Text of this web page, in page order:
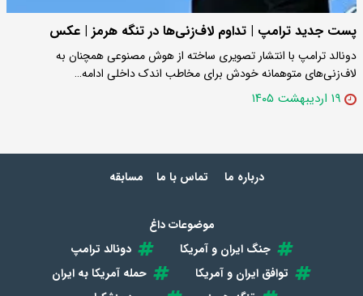
پست جدید ترامپ | تداوم لاف‌زنی‌ها در تنگه هرمز | عکس
دونالد ترامپ با انتشار تصویری ساخته از هوش مصنوعی همچنان به
لاف‌زنی‌های متوهمانه خودش برای مخاطب اندک داخلی ادامه…
۱۹ اردیبهشت ۱۴۰۵
درباره ما تماس با ما مسابقه
موضوعات داغ
جنگ ایران و آمریکا
دونالد ترامپ
توافق ایران و آمریکا
حمله آمریکا به ایران